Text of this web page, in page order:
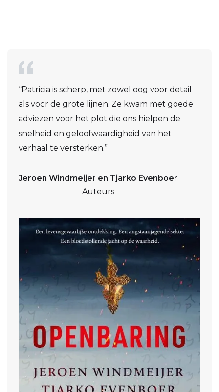
“Patricia is scherp, met zowel oog voor detail
als voor de grote lijnen. Ze kwam met goede
adviezen voor het plot die ons hielpen de
snelheid en geloofwaardigheid van het
verhaal te versterken.”
Jeroen Windmeijer en Tjarko Evenboer
Auteurs